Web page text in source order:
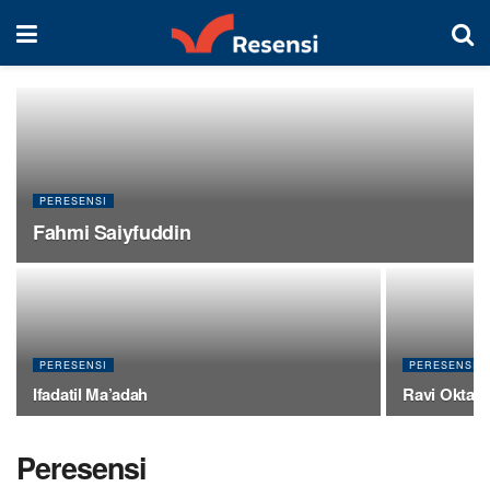
PERESENSI
Fahmi Saiyfuddin
PERESENSI
Ifadatil Ma’adah
PERESENSI
Ravi
Peresensi